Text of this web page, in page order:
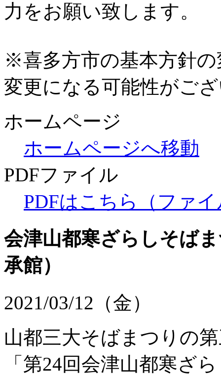
力をお願い致します。
※喜多方市の基本方針
変更になる可能性がご
ホームページ
ホームページへ移動
PDFファイル
PDFはこちら（ファ
会津山都寒ざらしそば
承館）
2021/03/12（金）
山都三大そばまつりの
「第24回会津山都寒ざ